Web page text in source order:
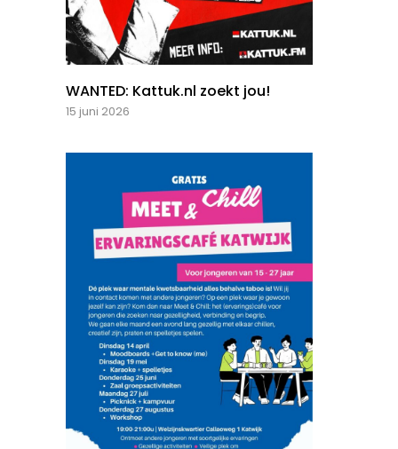
WANTED: Kattuk.nl zoekt jou!
15 juni 2026